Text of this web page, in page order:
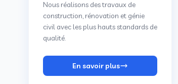
Nous réalisons des travaux de
construction, rénovation et génie
civil avec les plus hauts standards de
qualité.
En savoir plus